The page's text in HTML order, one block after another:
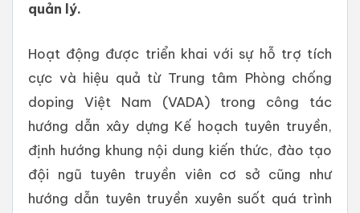
quản lý.
Hoạt động được triển khai với sự hỗ trợ tích
cực và hiệu quả từ Trung tâm Phòng chống
doping Việt Nam (VADA) trong công tác
hướng dẫn xây dựng Kế hoạch tuyên truyền,
định hướng khung nội dung kiến thức, đào tạo
đội ngũ tuyên truyền viên cơ sở cũng như
hướng dẫn tuyên truyền xuyên suốt quá trình